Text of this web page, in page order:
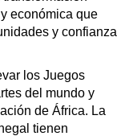
económica que
y confianza
los Juegos
del mundo y
de África. La
tienen